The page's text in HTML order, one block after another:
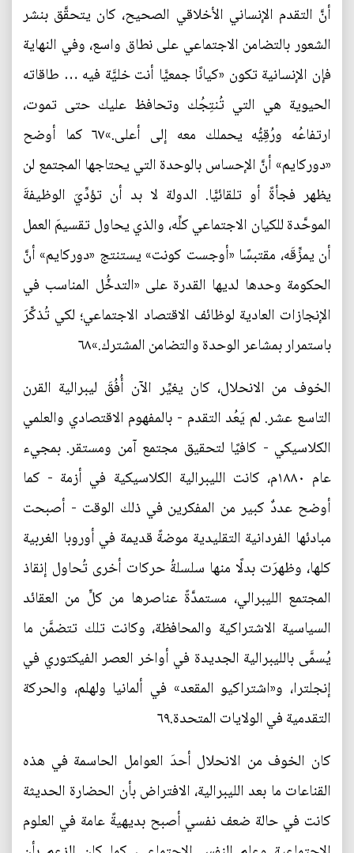
أنَّ التقدم الإنساني الأخلاقي الصحيح، كان يتحقَّق بنشر
الشعور بالتضامن الاجتماعي على نطاق واسع، وفي النهاية
فإن الإنسانية تكون «كیانًا جمعيًّا أنت خليَّة فيه … طاقاته
الحيوية هي التي تُنتِجُك وتحافظ عليك حتى تموت،
ارتفاعُه ورُقِيُّه يحملك معه إلى أعلى.»٦٧ كما أوضح
«دوركايم» أنَّ الإحساس بالوحدة التي يحتاجها المجتمع لن
يظهر فجأةً أو تلقائيًّا. الدولة لا بد أن تؤدِّيَ الوظيفةَ
الموحَّدة للكيان الاجتماعي كلِّه، والذي يحاول تقسيمَ العمل
أن يمزِّقَه، مقتبسًا «أوجست كونت» يستنتج «دوركايم» أنَّ
الحكومة وحدها لديها القدرة على «التدخُّل المناسب في
الإنجازات العادية لوظائف الاقتصاد الاجتماعي؛ لكي تُذكِّرَ
باستمرار بمشاعر الوحدة والتضامن المشترك.»٦٨
الخوف من الانحلال، كان يغيِّر الآن أُفُقَ ليبرالية القرن
التاسع عشر. لم يَعُد التقدم - بالمفهوم الاقتصادي والعلمي
الكلاسيكي - كافيًا لتحقيق مجتمع آمن ومستقر. بمجيء
عام ١٨٨٠م، كانت الليبرالية الكلاسيكية في أزمة - كما
أوضح عددٌ كبير من المفكرين في ذلك الوقت - أصبحت
مبادئها الفردانية التقليدية موضةً قديمة في أوروبا الغربية
كلها، وظهرَت بدلًا منها سلسلةُ حركات أخرى تُحاول إنقاذ
المجتمع الليبرالي، مستمدَّةً عناصرها من كلٍّ من العقائد
السياسية الاشتراكية والمحافظة، وكانت تلك تتضمَّن ما
يُسمَّى بالليبرالية الجديدة في أواخر العصر الفيكتوري في
إنجلترا، و«اشتراكيو المقعد» في ألمانيا ولهلم، والحركة
التقدمية في الولايات المتحدة.٦٩
كان الخوف من الانحلال أحدَ العوامل الحاسمة في هذه
القناعات ما بعد الليبرالية، الافتراض بأن الحضارة الحديثة
كانت في حالة ضعف نفسي أصبح بديهيةً عامة في العلوم